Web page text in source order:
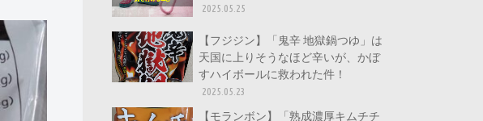
2025.05.25
【フジジン】「鬼辛 地獄鍋つゆ」は
天国に上りそうなほど辛いが、かぼ
すハイボールに救われた件！
2025.05.23
【モランボン】「熟成濃厚キムチチ